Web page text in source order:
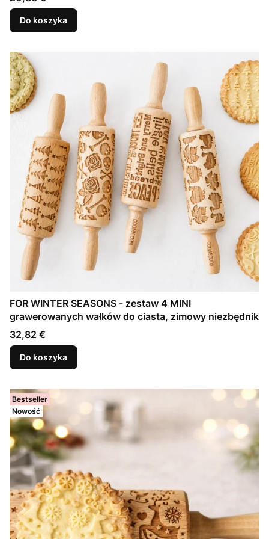
Do koszyka
FOR WINTER SEASONS - zestaw 4 MINI
grawerowanych wałków do ciasta, zimowy niezbędnik
Cena
32,82 €
Do koszyka
Bestseller
Nowość